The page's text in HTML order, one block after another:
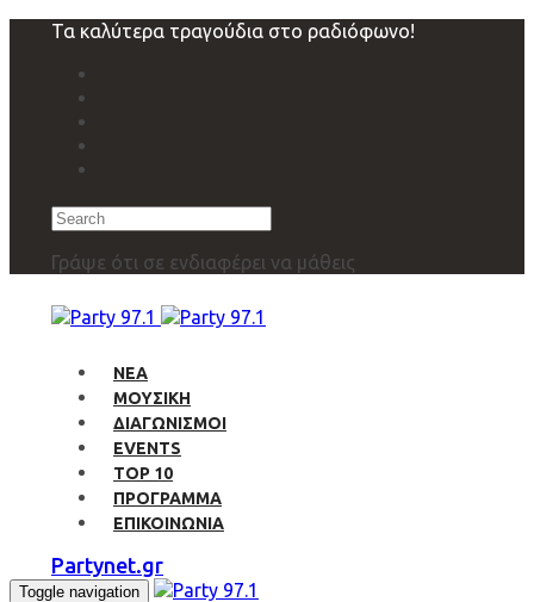
navigation
Τα καλύτερα τραγούδια στο ραδιόφωνο!
Search
Γράψε ότι σε ενδιαφέρει να μάθεις
ΝΕΑ
ΜΟΥΣΙΚΗ
ΔΙΑΓΩΝΙΣΜΟΙ
EVENTS
TOP 10
ΠΡΟΓΡΑΜΜΑ
ΕΠΙΚΟΙΝΩΝΙΑ
Partynet.gr
Toggle navigation